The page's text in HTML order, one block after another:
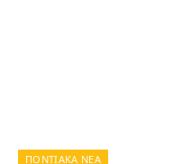
ΠΟΝΤΙΑΚΑ ΝΕΑ